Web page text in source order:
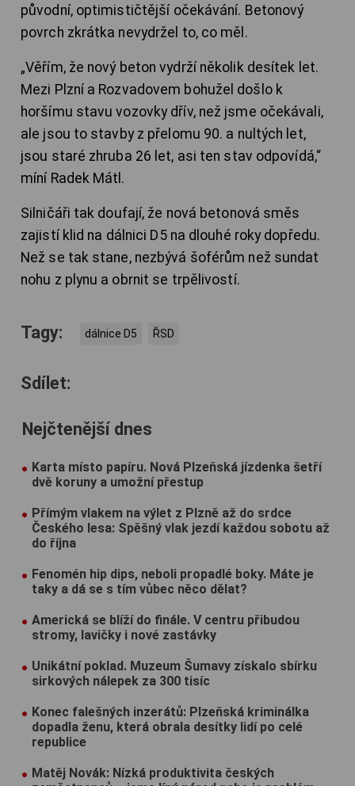
původní, optimističtější očekávání. Betonový
povrch zkrátka nevydržel to, co měl.
„Věřím, že nový beton vydrží několik desítek let.
Mezi Plzní a Rozvadovem bohužel došlo k
horšímu stavu vozovky dřív, než jsme očekávali,
ale jsou to stavby z přelomu 90. a nultých let,
jsou staré zhruba 26 let, asi ten stav odpovídá,“
míní Radek Mátl.
Silničáři tak doufají, že nová betonová směs
zajistí klid na dálnici D5 na dlouhé roky dopředu.
Než se tak stane, nezbývá šoférům než sundat
nohu z plynu a obrnit se trpělivostí.
Tagy: dálnice D5 ŘSD
Sdílet:
Nejčtenější dnes
Karta místo papíru. Nová Plzeňská jízdenka šetří
dvě koruny a umožní přestup
Přímým vlakem na výlet z Plzně až do srdce
Českého lesa: Spěšný vlak jezdí každou sobotu až
do října
Fenomén hip dips, neboli propadlé boky. Máte je
taky a dá se s tím vůbec něco dělat?
Americká se blíží do finále. V centru přibudou
stromy, lavičky i nové zastávky
Unikátní poklad. Muzeum Šumavy získalo sbírku
sirkových nálepek za 300 tisíc
Konec falešných inzerátů: Plzeňská kriminálka
dopadla ženu, která obrala desítky lidí po celé
republice
Matěj Novák: Nízká produktivita českých